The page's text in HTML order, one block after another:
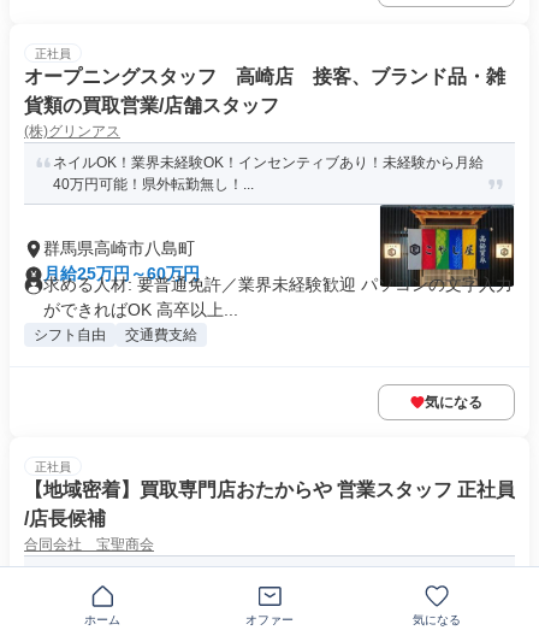
正社員
オープニングスタッフ 高崎店 接客、ブランド品・雑
貨類の買取営業/店舗スタッフ
(株)グリンアス
ネイルOK！業界未経験OK！インセンティブあり！未経験から月給
40万円可能！県外転勤無し！...
群馬県高崎市八島町
月給25万円～60万円
求める人材: 要普通免許／業界未経験歓迎 パソコンの文字入力
ができればOK 高卒以上...
シフト自由 交通費支給
気になる
正社員
【地域密着】買取専門店おたからや 営業スタッフ 正社員
/店長候補
合同会社 宝聖商会
営する当社☆全員で意見を出し合...
ホーム オファー 気になる